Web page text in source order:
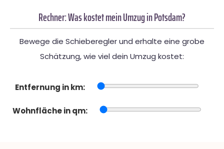
Rechner: Was kostet mein Umzug in Potsdam?
Bewege die Schieberegler und erhalte eine grobe
Schätzung, wie viel dein Umzug kostet:
Entfernung in km:
Wohnfläche in qm: